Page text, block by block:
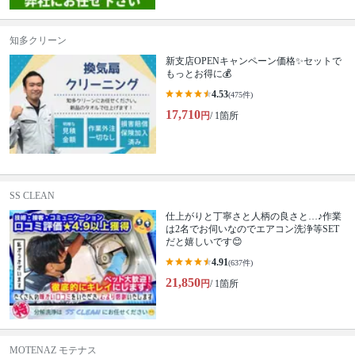
知多クリーン
新支店OPENキャンペーン価格✨セットで
もっとお得に💰
4.53(475件)
17,710円/ 1箇所
SS CLEAN
仕上がりと丁寧さと人柄の良さと…♪作業
は2名でお伺いなのでエアコン洗浄等SET
だと嬉しいです😊
4.91(637件)
21,850円/ 1箇所
MOTENAZ モテナス